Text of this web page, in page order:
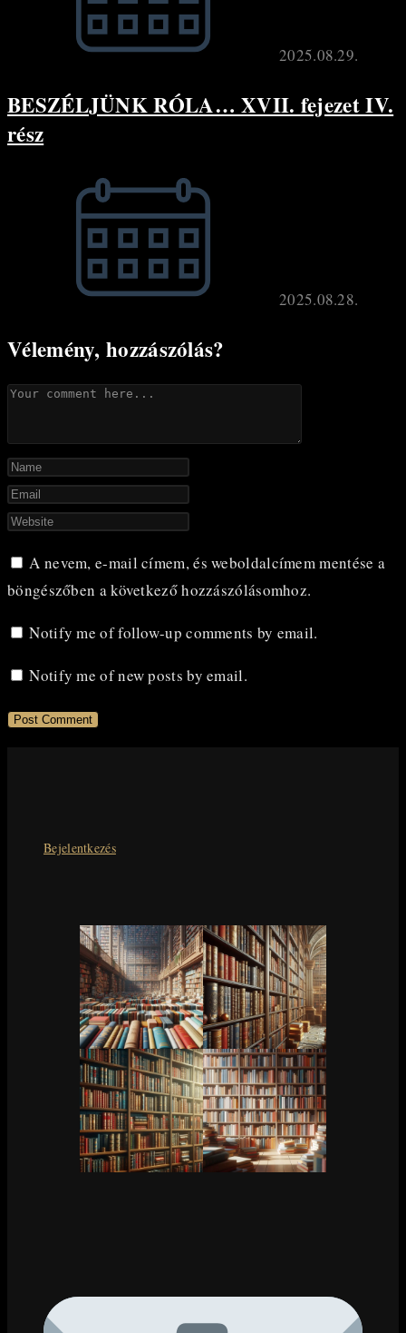
2025.08.29.
BESZÉLJÜNK RÓLA… XVII. fejezet IV.
rész
2025.08.28.
Vélemény, hozzászólás?
Comment
Enter
your
name
username
to
comment
Enter
your
address
to
comment
Enter
website
URL
(optional)
A nevem, e-mail címem, és weboldalcímem mentése a
böngészőben a következő hozzászólásomhoz.
Notify me of follow-up comments by email.
Notify me of new posts by email.
Bejelentkezés